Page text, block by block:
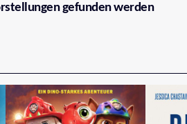
gefunden werden